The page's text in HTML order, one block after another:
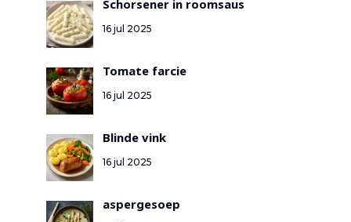
Schorsener in roomsaus
16 jul 2025
Tomate farcie
16 jul 2025
Blinde vink
16 jul 2025
aspergesoep